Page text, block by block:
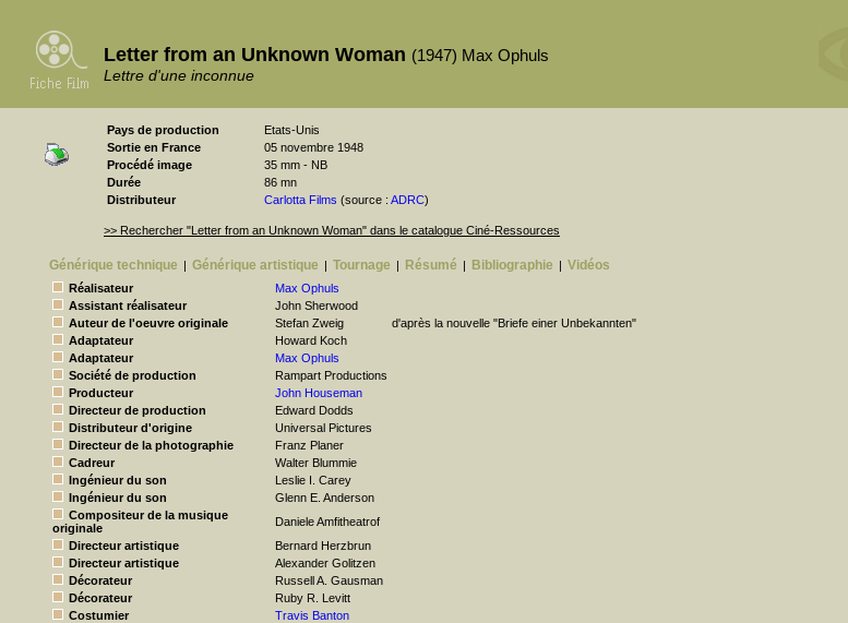
Letter from an Unknown Woman (1947) Max Ophuls
Lettre d'une inconnue
Pays de production
Etats-Unis
Sortie en France
05 novembre 1948
Procédé image
35 mm - NB
Durée
86 mn
Distributeur
Carlotta Films (source : ADRC)
>> Rechercher "Letter from an Unknown Woman" dans le catalogue Ciné-Ressources
Générique technique | Générique artistique | Tournage | Résumé | Bibliographie | Vidéos
Réalisateur
Max Ophuls
Assistant réalisateur
John Sherwood
Auteur de l'oeuvre originale
Stefan Zweig
d'après la nouvelle "Briefe einer Unbekannten"
Adaptateur
Howard Koch
Adaptateur
Max Ophuls
Société de production
Rampart Productions
Producteur
John Houseman
Directeur de production
Edward Dodds
Distributeur d'origine
Universal Pictures
Directeur de la photographie
Franz Planer
Cadreur
Walter Blummie
Ingénieur du son
Leslie I. Carey
Ingénieur du son
Glenn E. Anderson
Compositeur de la musique
originale
Daniele Amfitheatrof
Directeur artistique
Bernard Herzbrun
Directeur artistique
Alexander Golitzen
Décorateur
Russell A. Gausman
Décorateur
Ruby R. Levitt
Costumier
Travis Banton